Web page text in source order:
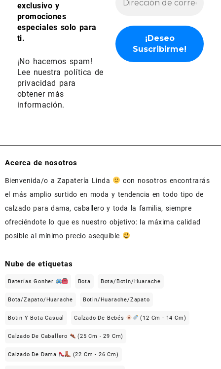
exclusivo y
promociones
especiales solo para
ti.
¡No hacemos spam!
Lee nuestra política de
privacidad para
obtener más
información.
Acerca de nosotros
Bienvenida/o a Zapatería Linda
con nosotros encontrarás
el más amplio surtido en moda y tendencia en todo tipo de
calzado para dama, caballero y toda la familia, siempre
ofreciéndote lo que es nuestro objetivo: la máxima calidad
posible al mínimo precio asequible
Nube de etiquetas
Baterías Gonher Bota Bota/Botin/Huarache
Bota/Zapato/Huarache Botin/Huarache/Zapato
Botin Y Bota Casual Calzado De Bebés (12 Cm - 14 Cm)
Calzado De Caballero (25 Cm - 29 Cm)
Calzado De Dama (22 Cm - 26 Cm)